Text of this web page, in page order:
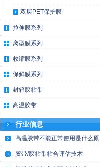
双层PET保护膜
拉伸膜系列
离型膜系列
收缩膜系列
保鲜膜系列
封箱胶粘带
高温胶带
行业信息
高温胶带不能正常使用是什么原
胶带/胶粘带粘合评估技术